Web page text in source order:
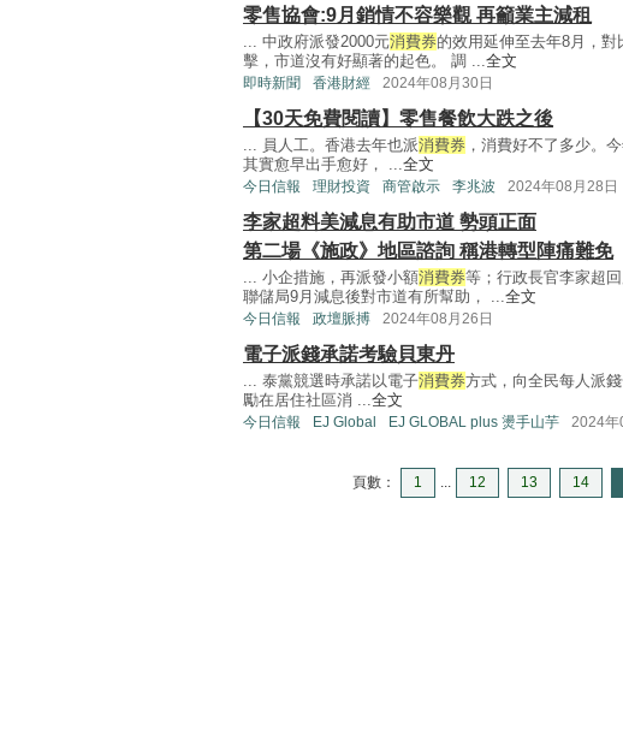
零售協會:9月銷情不容樂觀 再籲業主減租
... 中政府派發2000元消費券的效用延伸至去年8月，
擊，市道沒有好顯著的起色。 調 ...全文
即時新聞 香港財經 2024年08月30日
【30天免費閱讀】零售餐飲大跌之後
... 員人工。香港去年也派消費券 ，消費好不了多少。
其實愈早出手愈好， ...全文
今日信報 理財投資 商管啟示 李兆波 2024年08月28日
李家超料美減息有助市道 勢頭正面
第二場《施政》地區諮詢 稱港轉型陣痛難免
... 小企措施，再派發小額消費券等；行政長官李家超
聯儲局9月減息後對市道有所幫助， ...全文
今日信報 政壇脈搏 2024年08月26日
電子派錢承諾考驗貝東丹
... 泰黨競選時承諾以電子消費券方式，向全民每人派
勵在居住社區消 ...全文
今日信報 EJ Global EJ GLOBAL plus 燙手山芋 2024年
頁數： 1 ... 12 13 14